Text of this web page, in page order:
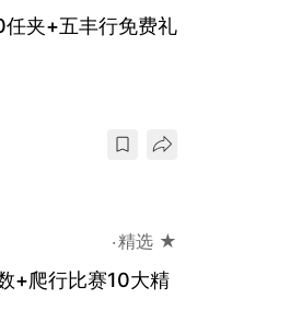
夹+五丰行免费礼
精选 ★
+爬行比赛10大精